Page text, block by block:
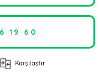
19 60
Karşılaştır